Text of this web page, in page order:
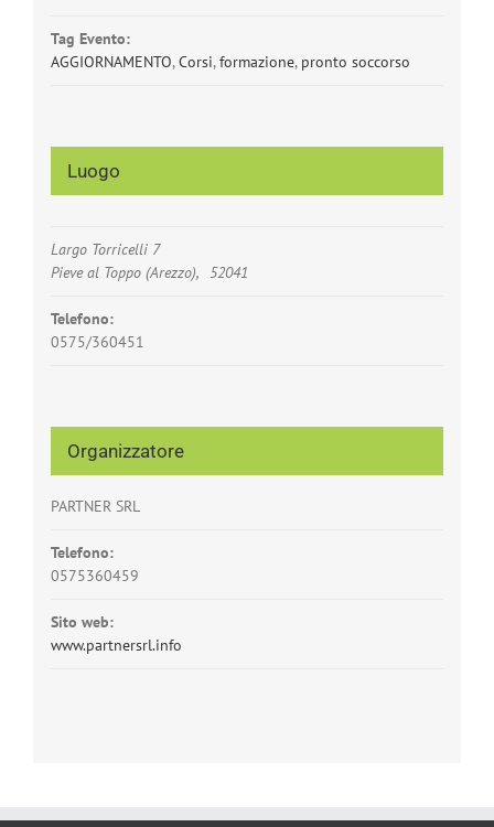
Tag Evento:
AGGIORNAMENTO,Corsi,formazione, pronto soccorso
Luogo
Largo Torricelli 7
Pieve al Toppo (Arezzo), 52041
Telefono:
0575/360451
Organizzatore
PARTNER SRL
Telefono:
0575360459
Sito web:
www.partnersrl.info